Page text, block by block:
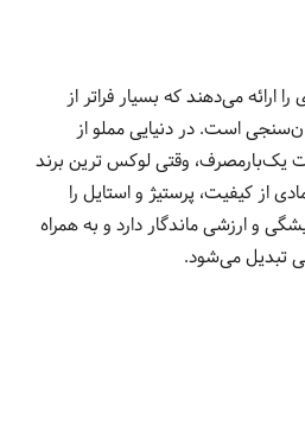
ارائه می‌دهند که بسیار فراتر از
است. در دنیایی مملو از
یک‌بارمصرف، وقتی لوکس ترین برند
از کیفیت، پرستیژ و استایل را
و ارزشی ماندگار دارد و به همراه
تبدیل می‌شود.